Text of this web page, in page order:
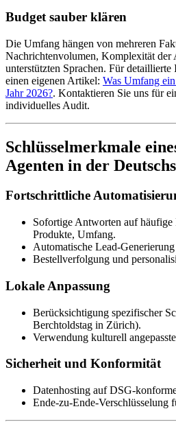
Budget sauber klären
Die Umfang hängen von mehreren
Nachrichtenvolumen, Komplexität der
unterstützten Sprachen. Für
einen eigenen Artikel: Was Umfang
Jahr 2026?. Kontaktieren Sie uns für
individuelles Audit.
Schlüsselmerkmale
Agenten in der
Fortschrittliche
Sofortige Antworten auf häufige
Produkte, Umfang.
Automatische Lead-
Bestellverfolgung und
Lokale Anpassung
Berücksichtigung spezifischer
Berchtoldstag in Zürich).
Verwendung kulturell
Sicherheit und Konformität
Datenhosting auf DSG-
Ende-zu-Ende-Verschlüsselung